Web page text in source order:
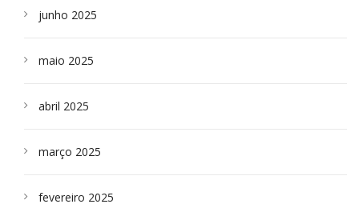
junho 2025
maio 2025
abril 2025
março 2025
fevereiro 2025